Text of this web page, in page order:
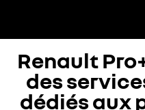
Renault
des
dédiés aux